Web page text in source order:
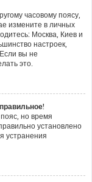
часовому поясу,
измените в личных
Москва, Киев и
настроек,
вы не
это.
но время
установлено
устранения